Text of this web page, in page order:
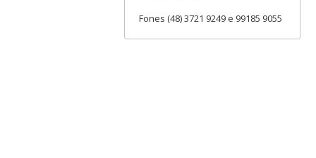
Fones (48) 3721 9249 e 99185 9055